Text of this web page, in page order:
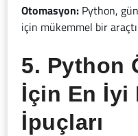
Otomasyon: Python,
için mükemmel bir
5. Python
İçin En İyi
İpuçları